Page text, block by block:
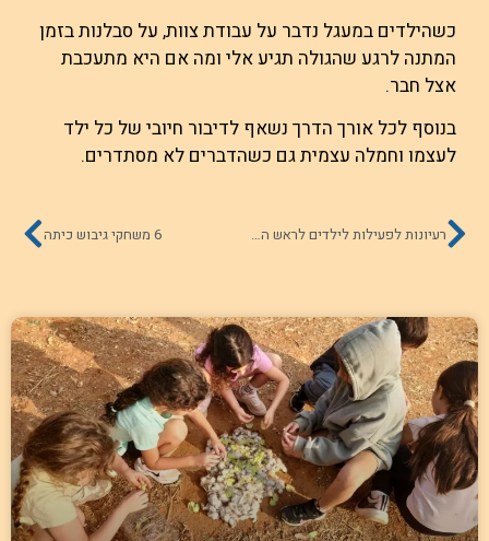
כשהילדים במעגל נדבר על עבודת צוות, על סבלנות בזמן
המתנה לרגע שהגולה תגיע אלי ומה אם היא מתעכבת
אצל חבר.
בנוסף לכל אורך הדרך נשאף לדיבור חיובי של כל ילד
לעצמו וחמלה עצמית גם כשהדברים לא מסתדרים.
רעיונות לפעילות לילדים לראש השנה 6 משחקי גיבוש כיתה